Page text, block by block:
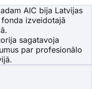
AIC bija Latvijas
izveidotajā
sagatavoja
par profesionālo